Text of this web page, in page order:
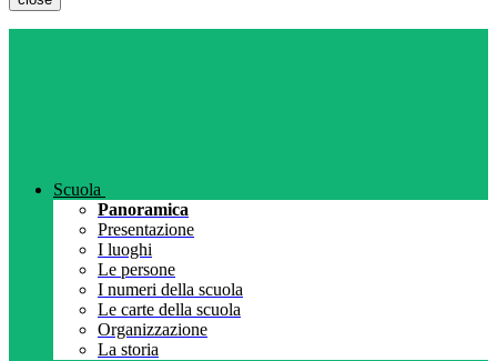
Scuola
Panoramica
Presentazione
I luoghi
Le persone
I numeri della scuola
Le carte della scuola
Organizzazione
La storia